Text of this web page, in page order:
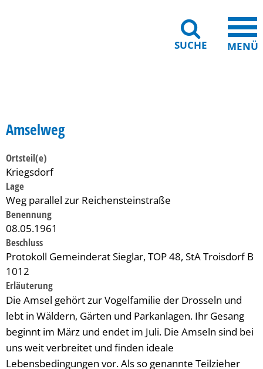
SUCHE MENÜ
Amselweg
Ortsteil(e)
Kriegsdorf
Lage
Weg parallel zur Reichensteinstraße
Benennung
08.05.1961
Beschluss
Protokoll Gemeinderat Sieglar, TOP 48, StA Troisdorf B
1012
Erläuterung
Die Amsel gehört zur Vogelfamilie der Drosseln und
lebt in Wäldern, Gärten und Parkanlagen. Ihr Gesang
beginnt im März und endet im Juli. Die Amseln sind bei
uns weit verbreitet und finden ideale
Lebensbedingungen vor. Als so genannte Teilzieher